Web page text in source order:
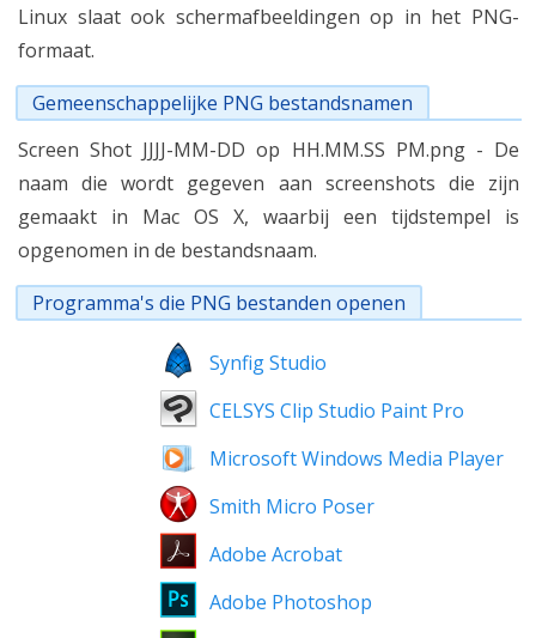
Linux slaat ook schermafbeeldingen op in het PNG-
formaat.
Gemeenschappelijke PNG bestandsnamen
Screen Shot JJJJ-MM-DD op HH.MM.SS PM.png - De
naam die wordt gegeven aan screenshots die zijn
gemaakt in Mac OS X, waarbij een tijdstempel is
opgenomen in de bestandsnaam.
Programma's die PNG bestanden openen
Synfig Studio
CELSYS Clip Studio Paint Pro
Microsoft Windows Media Player
Smith Micro Poser
Adobe Acrobat
Adobe Photoshop